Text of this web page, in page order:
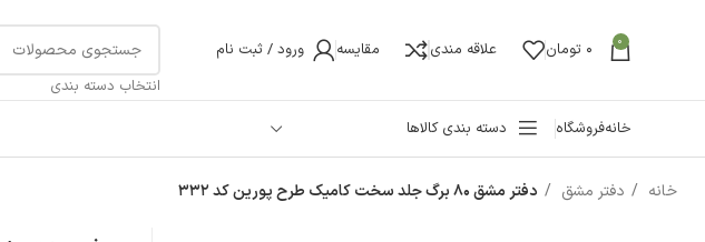
0
0 تومان علاقه مندی مقایسه
ورود / ثبت نام
انتخاب دسته بندی
خانهفروشگاه دسته بندی کالاها
خانه دفتر مشق دفتر مشق 80 برگ جلد سخت کامیک طرح پورین کد 332